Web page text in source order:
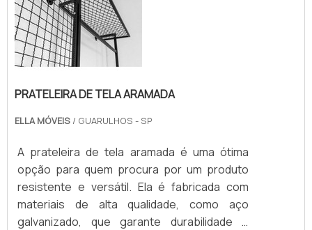
PRATELEIRA DE TELA ARAMADA
ELLA MÓVEIS / GUARULHOS - SP
A prateleira de tela aramada é uma ótima
opção para quem procura por um produto
resistente e versátil. Ela é fabricada com
materiais de alta qualidade, como aço
galvanizado, que garante durabilidade e